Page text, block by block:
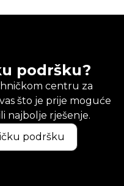
podršku?
centru za
što je prije moguće
najbolje rješenje.
podršku